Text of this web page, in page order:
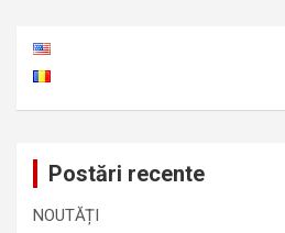
Postări recente
NOUTĂȚI